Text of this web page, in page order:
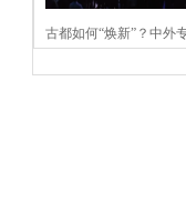
古都如何“焕新”？中外